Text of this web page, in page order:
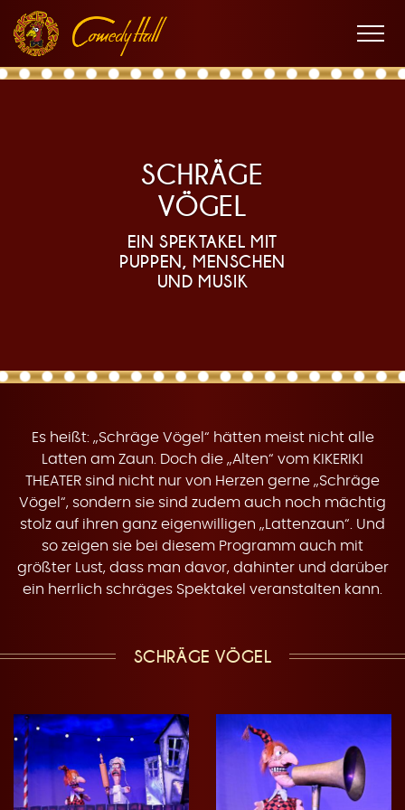
Hauptnavigation
Inhalt
Fußnavigation
S
ä
g
Menü
SCHRÄGE
VÖGEL
EIN SPEKTAKEL MIT
PUPPEN, MENSCHEN
UND MUSIK
Es heißt: „Schräge Vögel“ hätten meist nicht alle
Latten am Zaun. Doch die „Alten“ vom KIKERIKI
THEATER sind nicht nur von Herzen gerne „Schräge
Vögel“, sondern sie sind zudem auch noch mächtig
stolz auf ihren ganz eigenwilligen „Lattenzaun“. Und
so zeigen sie bei diesem Programm auch mit
größter Lust, dass man davor, dahinter und darüber
ein herrlich schräges Spektakel veranstalten kann.
SCHRÄGE VÖGEL